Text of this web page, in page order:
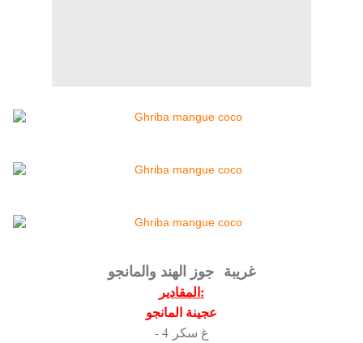
غريبة جوز الهند والمانجو
المقادير:
عجينة المانجو
- 4 غ سكر